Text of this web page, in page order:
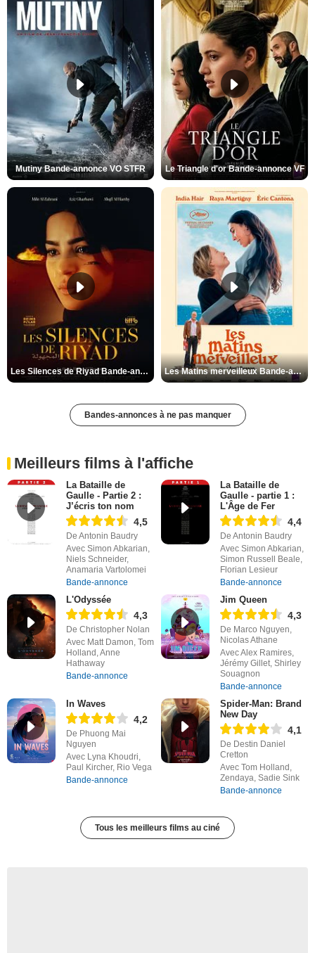
Mutiny Bande-annonce VO STFR Le Triangle d'or Bande-annonce VF
Les Silences de Riyad Bande-annonce VO STFR Les Matins merveilleux Bande-annonce VF
Bandes-annonces à ne pas manquer
Meilleurs films à l'affiche
La Bataille de
Gaulle - Partie 2 :
J’écris ton nom
4,5
De Antonin Baudry
Avec Simon Abkarian,
Niels Schneider,
Anamaria Vartolomei
Bande-annonce
La Bataille de
Gaulle - partie 1 :
L'Âge de Fer
4,4
De Antonin Baudry
Avec Simon Abkarian,
Simon Russell Beale,
Florian Lesieur
Bande-annonce
L'Odyssée
4,3
De Christopher Nolan
Avec Matt Damon, Tom
Holland, Anne
Hathaway
Bande-annonce
Jim Queen
4,3
De Marco Nguyen,
Nicolas Athane
Avec Alex Ramires,
Jérémy Gillet, Shirley
Souagnon
Bande-annonce
In Waves
4,2
De Phuong Mai
Nguyen
Avec Lyna Khoudri,
Paul Kircher, Rio Vega
Bande-annonce
Spider-Man: Brand
New Day
4,1
De Destin Daniel
Cretton
Avec Tom Holland,
Zendaya, Sadie Sink
Bande-annonce
Tous les meilleurs films au ciné